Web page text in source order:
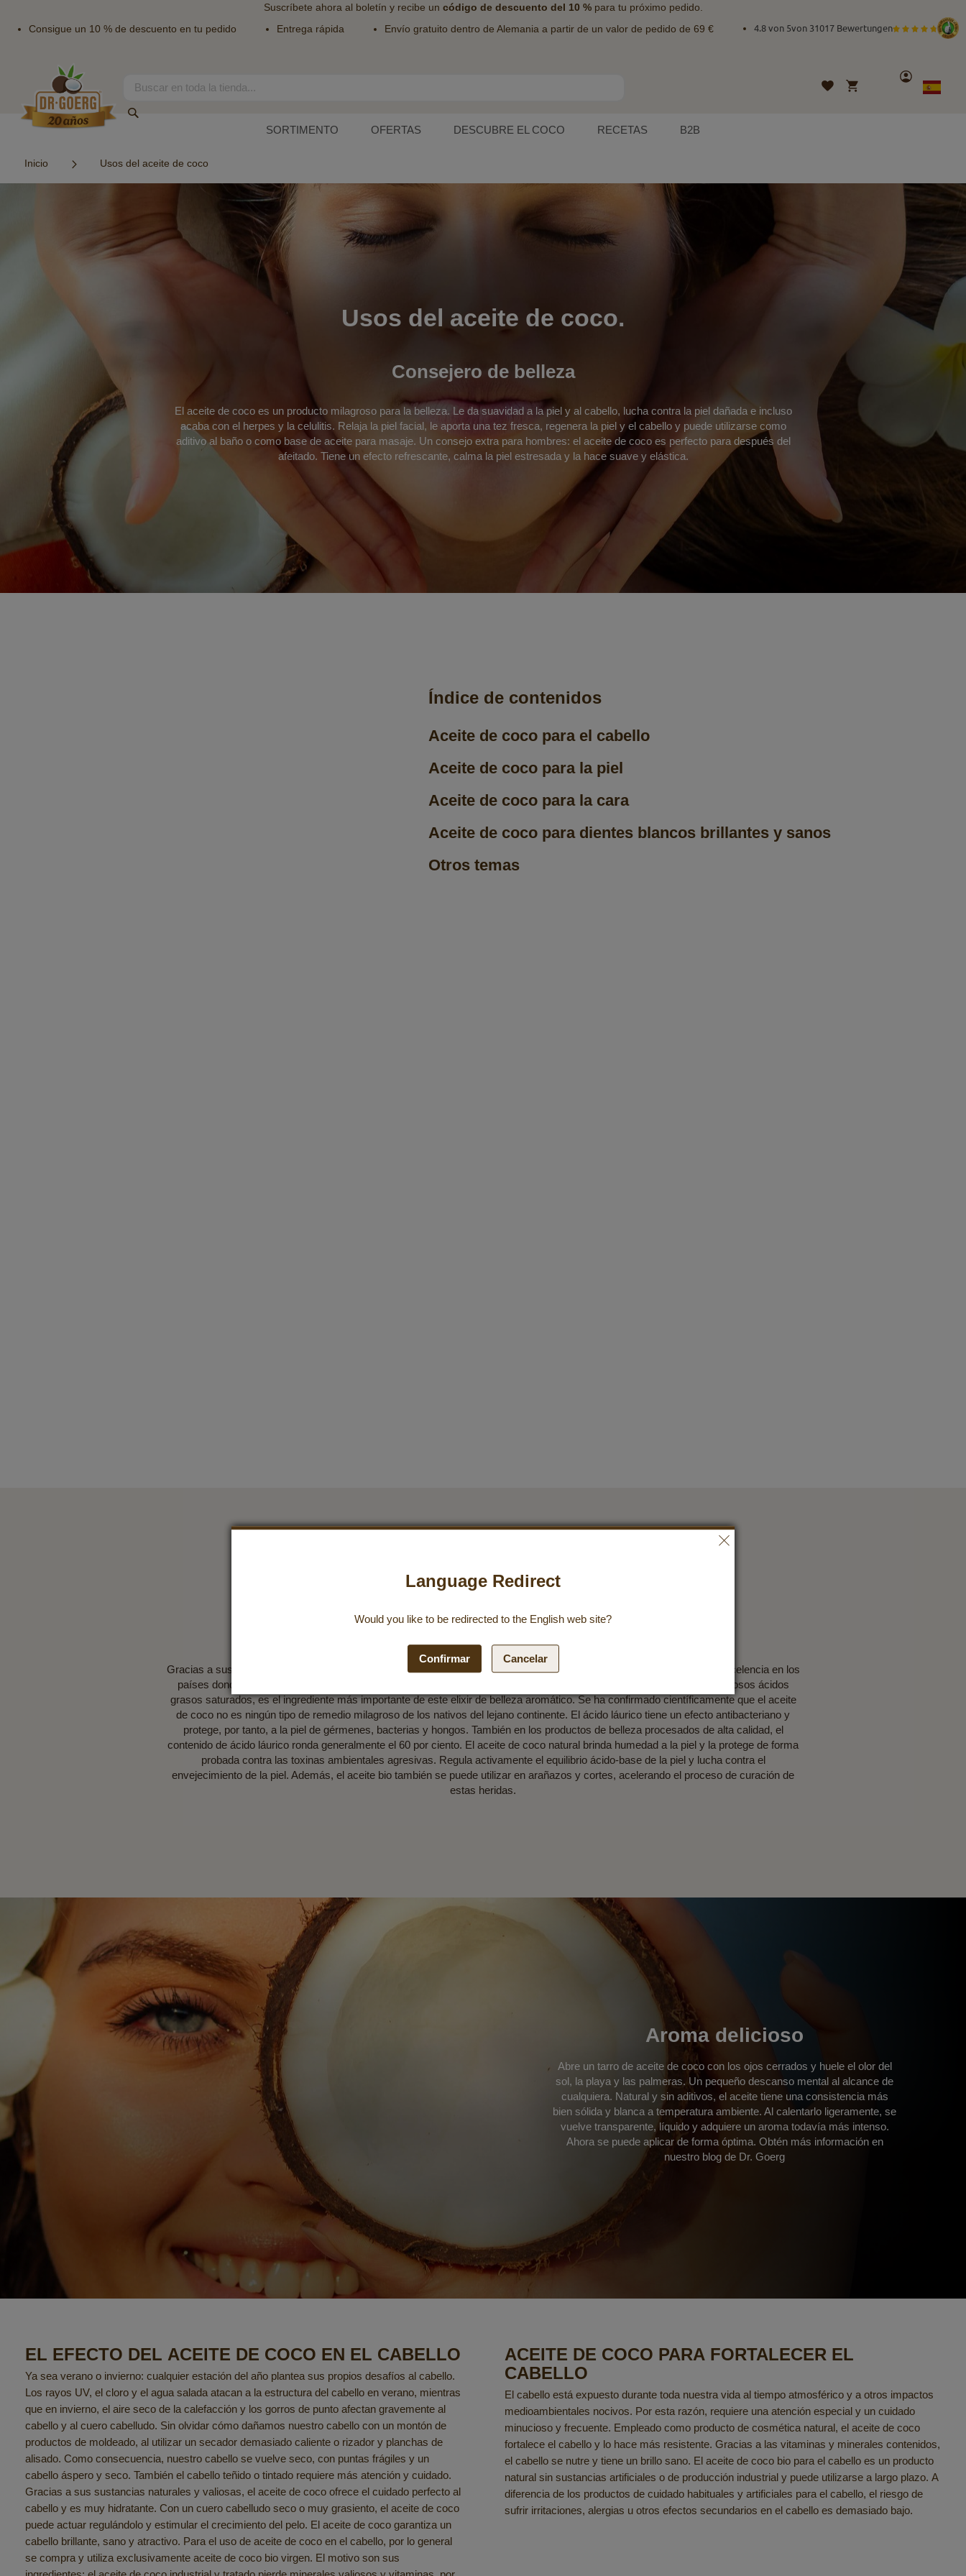
Suscríbete ahora al boletín y recibe un código de descuento del 10 %para tu próximo pedido.
Consigue un 10 % de descuento en tu pedido
Entrega rápida Envío gratuito dentro de Alemania a partir de un valor de pedido de 69 € 4.8 von 5von 31017 Bewertungen
contenido
Search
Lista
Mi cesta
Cuenta
Lenguaje
Spanish
SORTIMENTO OFERTAS DESCUBRE EL COCO RECETAS B2B
Inicio Usos del aceite de coco
Usos del aceite de coco.
Consejero de belleza
El aceite de coco es un producto milagroso para la belleza. Le da suavidad a la piel y al cabello, lucha contra la piel dañada e incluso
acaba con el herpes y la celulitis. Relaja la piel facial, le aporta una tez fresca, regenera la piel y el cabello y puede utilizarse como
aditivo al baño o como base de aceite para masaje. Un consejo extra para hombres: el aceite de coco es perfecto para después del
afeitado. Tiene un efecto refrescante, calma la piel estresada y la hace suave y elástica.
Índice de contenidos
Aceite de coco para el cabello
Aceite de coco para la piel
Aceite de coco para la cara
Aceite de coco para dientes blancos brillantes y sanos
Otros temas
Ácido láurico: presencia y efectos
Sustancias valiosas
Gracias a sus múltiples efectos, el aceite de coco es, desde hace miles de años, el producto de cuidado de la piel por excelencia en los
países donde crecen los cocoteros. El comodín de belleza del aceite de coco es el ácido láurico que, junto a los numerosos ácidos
grasos saturados, es el ingrediente más importante de este elixir de belleza aromático. Se ha confirmado científicamente que el aceite
de coco no es ningún tipo de remedio milagroso de los nativos del lejano continente. El ácido láurico tiene un efecto antibacteriano y
protege, por tanto, a la piel de gérmenes, bacterias y hongos. También en los productos de belleza procesados de alta calidad, el
contenido de ácido láurico ronda generalmente el 60 por ciento. El aceite de coco natural brinda humedad a la piel y la protege de forma
probada contra las toxinas ambientales agresivas. Regula activamente el equilibrio ácido-base de la piel y lucha contra el
envejecimiento de la piel. Además, el aceite bio también se puede utilizar en arañazos y cortes, acelerando el proceso de curación de
estas heridas.
Aroma delicioso
Abre un tarro de aceite de coco con los ojos cerrados y huele el olor del
sol, la playa y las palmeras. Un pequeño descanso mental al alcance de
cualquiera. Natural y sin aditivos, el aceite tiene una consistencia más
bien sólida y blanca a temperatura ambiente. Al calentarlo ligeramente, se
vuelve transparente, líquido y adquiere un aroma todavía más intenso.
Ahora se puede aplicar de forma óptima. Obtén más información en
nuestro blog de Dr. Goerg
EL EFECTO DEL ACEITE DE COCO EN EL CABELLO
Ya sea verano o invierno: cualquier estación del año plantea sus propios desafíos al cabello.
Los rayos UV, el cloro y el agua salada atacan a la estructura del cabello en verano, mientras
que en invierno, el aire seco de la calefacción y los gorros de punto afectan gravemente al
cabello y al cuero cabelludo. Sin olvidar cómo dañamos nuestro cabello con un montón de
productos de moldeado, al utilizar un secador demasiado caliente o rizador y planchas de
alisado. Como consecuencia, nuestro cabello se vuelve seco, con puntas frágiles y un
cabello áspero y seco. También el cabello teñido o tintado requiere más atención y cuidado.
Gracias a sus sustancias naturales y valiosas, el aceite de coco ofrece el cuidado perfecto al
cabello y es muy hidratante. Con un cuero cabelludo seco o muy grasiento, el aceite de coco
puede actuar regulándolo y estimular el crecimiento del pelo. El aceite de coco garantiza un
cabello brillante, sano y atractivo. Para el uso de aceite de coco en el cabello, por lo general
se compra y utiliza exclusivamente aceite de coco bio virgen. El motivo son sus
ACEITE DE COCO PARA FORTALECER EL
CABELLO
El cabello está expuesto durante toda nuestra vida al tiempo atmosférico y a otros impactos
medioambientales nocivos. Por esta razón, requiere una atención especial y un cuidado
minucioso y frecuente. Empleado como producto de cosmética natural, el aceite de coco
fortalece el cabello y lo hace más resistente. Gracias a las vitaminas y minerales contenidos,
el cabello se nutre y tiene un brillo sano. El aceite de coco bio para el cabello es un producto
natural sin sustancias artificiales o de producción industrial y puede utilizarse a largo plazo. A
diferencia de los productos de cuidado habituales y artificiales para el cabello, el riesgo de
sufrir irritaciones, alergias u otros efectos secundarios en el cabello es demasiado bajo.
Language Redirect
Would you like to be redirected to the English web site?
Confirmar Cancelar